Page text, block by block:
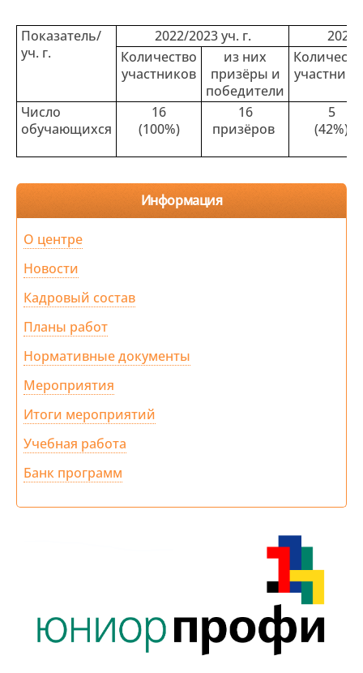
Показатель/
уч. г.
2022/2023 уч. г.
2023/
Количество
участников
из них
призёры и
победители
Число
обучающихся
16
(100%)
16
призёров
5
(42%)
Информация
О центре
Новости
Кадровый состав
Планы работ
Нормативные документы
Мероприятия
Итоги мероприятий
Учебная работа
Банк программ